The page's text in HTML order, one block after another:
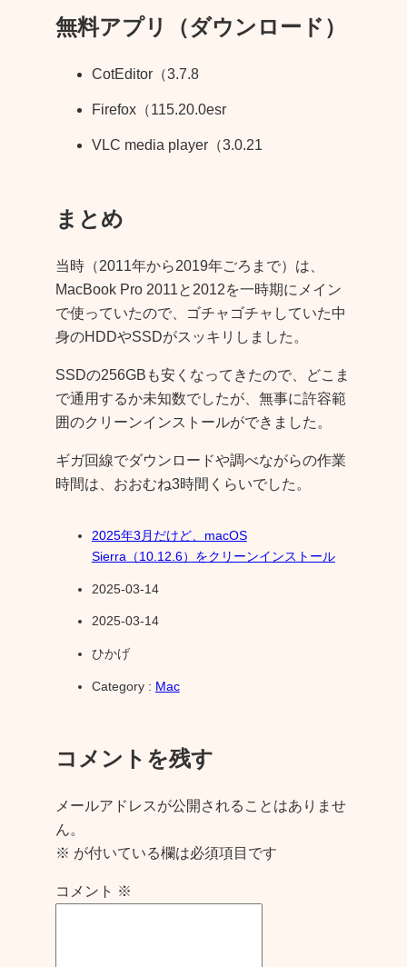
無料アプリ（ダウンロード）
CotEditor（3.7.8
Firefox（115.20.0esr
VLC media player（3.0.21
まとめ
当時（2011年から2019年ごろまで）は、
MacBook Pro 2011と2012を一時期にメイン
で使っていたので、ゴチャゴチャしていた中
身のHDDやSSDがスッキリしました。
SSDの256GBも安くなってきたので、どこま
で通用するか未知数でしたが、無事に許容範
囲のクリーンインストールができました。
ギガ回線でダウンロードや調べながらの作業
時間は、おおむね3時間くらいでした。
2025年3月だけど、macOS
Sierra（10.12.6）をクリーンインストール
2025-03-14
2025-03-14
ひかげ
Category : Mac
コメントを残す
メールアドレスが公開されることはありませ
ん。
※ が付いている欄は必須項目です
コメント ※